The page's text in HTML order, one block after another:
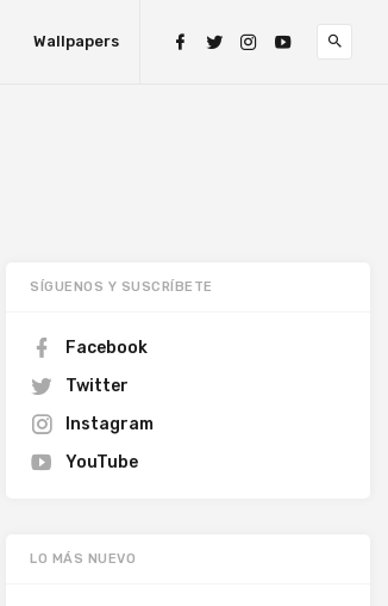
Wallpapers
SÍGUENOS Y SUSCRÍBETE
Facebook
Twitter
Instagram
YouTube
LO MÁS NUEVO